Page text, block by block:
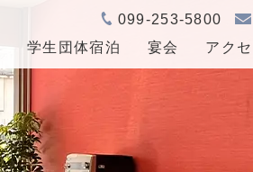
099-253-5800
学生団体宿泊 宴会 アク